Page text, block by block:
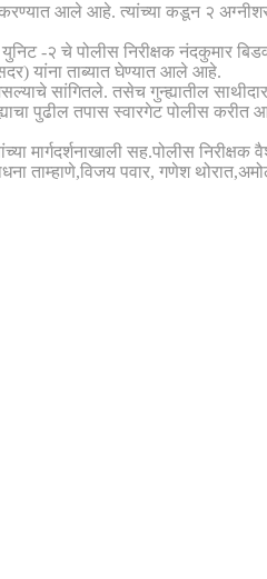
करण्यात आले आहे. त्यांच्या कडून २
२ चे पोलीस निरीक्षक नंदकुमार
यांना ताब्यात घेण्यात आले आहे.
सांगितले. तसेच गुन्ह्यातील
पुढील तपास स्वारगेट पोलीस करीत
सह.पोलीस निरीक्षक
ताम्हाणे,विजय पवार, गणेश